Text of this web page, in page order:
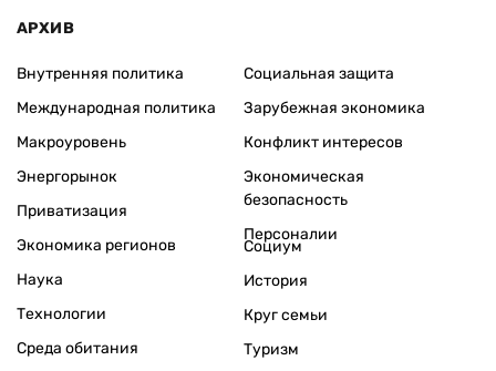
АРХИВ
Внутренняя политика
Международная политика
Макроуровень
Энергорынок
Приватизация
Экономика регионов
Социальная защита
Зарубежная экономика
Конфликт интересов
Экономическая
безопасность
Персоналии
Наука
Технологии
Среда обитания
Социум
История
Круг семьи
Туризм